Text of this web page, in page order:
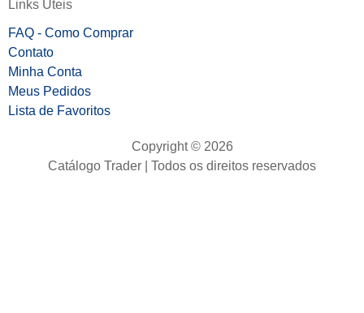
Links Úteis
FAQ - Como Comprar
Contato
Minha Conta
Meus Pedidos
Lista de Favoritos
Copyright © 2026
Catálogo Trader | Todos os direitos reservados